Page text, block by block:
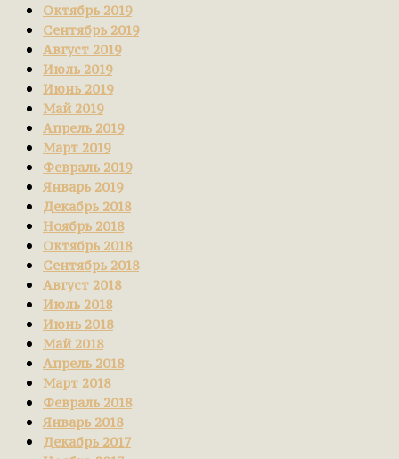
Октябрь 2019
Сентябрь 2019
Август 2019
Июль 2019
Июнь 2019
Май 2019
Апрель 2019
Март 2019
Февраль 2019
Январь 2019
Декабрь 2018
Ноябрь 2018
Октябрь 2018
Сентябрь 2018
Август 2018
Июль 2018
Июнь 2018
Май 2018
Апрель 2018
Март 2018
Февраль 2018
Январь 2018
Декабрь 2017